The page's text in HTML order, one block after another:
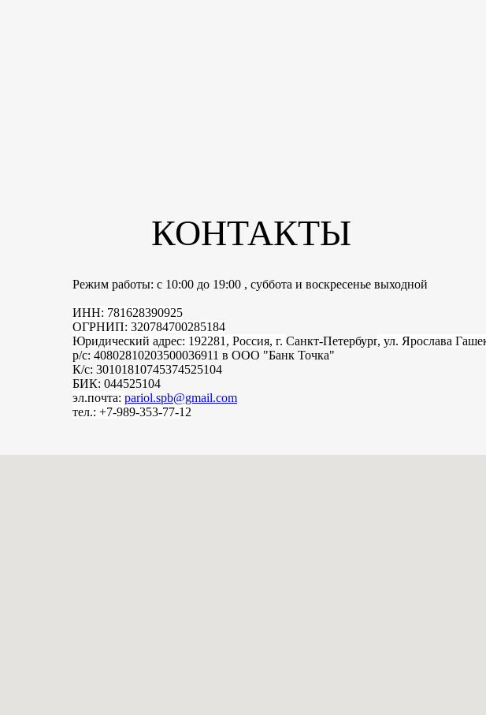
КОНТАКТЫ
Режим работы: с 10:00 до 19:00 , суббота и воскресенье выходной
ИНН: 781628390925
ОГРНИП: 320784700285184
Юридический адрес: 192281, Россия, г. Санкт-Петербург, ул. Ярослава
р/с: 40802810203500036911 в ООО "Банк Точка"
К/с: 30101810745374525104
БИК: 044525104
эл.почта: pariol.spb@gmail.com
тел.: +7-989-353-77-12